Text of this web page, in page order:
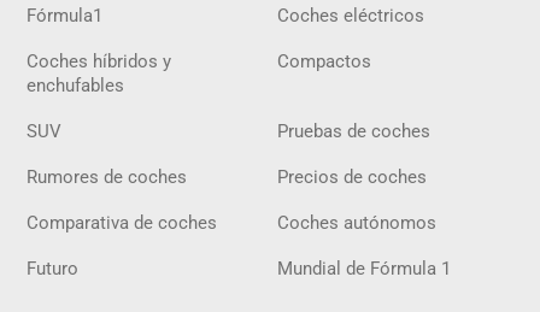
Fórmula1 Coches eléctricos
Coches híbridos y
enchufables
Compactos
SUV Pruebas de coches
Rumores de coches Precios de coches
Comparativa de coches Coches autónomos
Futuro Mundial de Fórmula 1